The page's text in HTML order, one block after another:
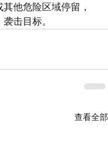
他危险区域停留，
击目标。
查看全部